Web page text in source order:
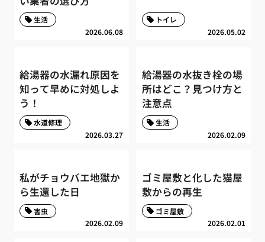
2026.06.08
生活
2026.05.02
トイレ
給湯器の水漏れ原因を
知って早めに対処しよ
う！
2026.03.27
水道修理
給湯器の水抜き栓の場
所はどこ？見つけ方と
注意点
2026.02.09
生活
私がチョウバエ地獄か
ら生還した日
2026.02.09
害虫
ゴミ屋敷と化した猫屋
敷からの再生
2026.02.01
ゴミ屋敷